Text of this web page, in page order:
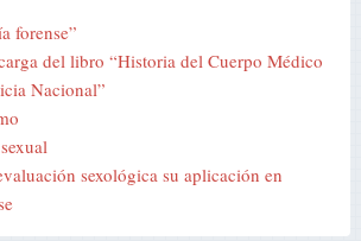
forense”
del libro “Historia del Cuerpo Médico
Nacional”
sexológica su aplicación en